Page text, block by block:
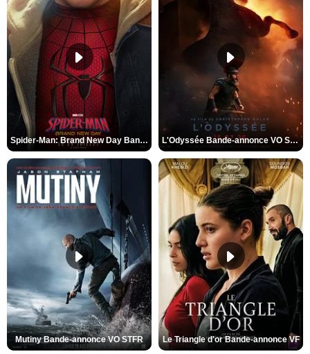
Spider-Man: Brand New Day Bande-annonce VO STFR L'Odyssée Bande-annonce VO STFR
Mutiny Bande-annonce VO STFR Le Triangle d'or Bande-annonce VF